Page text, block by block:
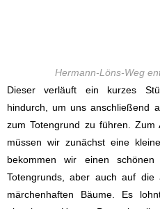
Hermann-Löns-Weg
Dieser verläuft ein kurzes
hindurch, um uns anschließend
zum Totengrund zu führen. Zum
müssen wir zunächst eine
bekommen wir einen
Totengrunds, aber auch auf die
märchenhaften Bäume. Es